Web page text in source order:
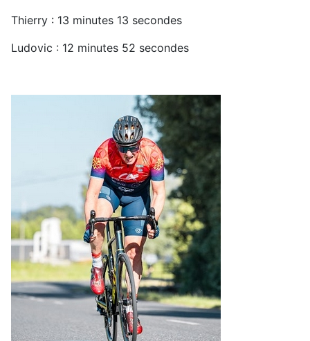
Thierry : 13 minutes 13 secondes
Ludovic : 12 minutes 52 secondes